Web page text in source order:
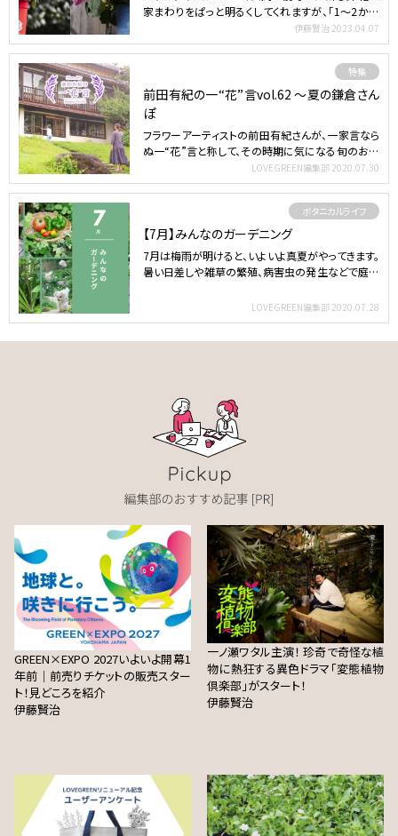
家まわりをぱっと明るくしてくれますが、「1～2か月
伊藤賢治 2023.04.07
特集
前田有紀の一“花”言vol.62 〜夏の鎌倉さん
ぽ
フラワーアーティストの前田有紀さんが、一家言なら
ぬ一“花”言と称して、その時期に気になる旬のお花
LOVEGREEN編集部 2020.07.30
ボタニカルライフ
【7月】みんなのガーデニング
7月は梅雨が明けると、いよいよ真夏がやってきます。
暑い日差しや雑草の繁殖、病害虫の発生などで庭仕
LOVEGREEN編集部 2020.07.28
GREEN×EXPO 2027いよいよ開幕1
年前｜前売りチケットの販売スター
ト！見どころを紹介
伊藤賢治
一ノ瀬ワタル主演！ 珍奇で奇怪な植
物に熱狂する異色ドラマ「変態植物
倶楽部」がスタート！
伊藤賢治